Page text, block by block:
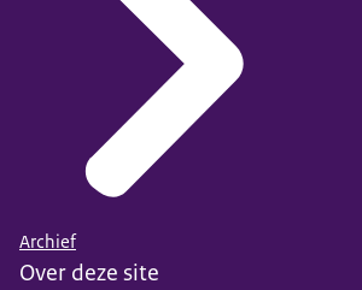
Archief
Over deze site